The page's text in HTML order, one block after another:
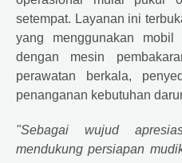
setempat. Layanan ini
yang menggunakan
dengan mesin
perawatan berkala,
penanganan kebutuhan
"Sebagai wujud
mendukung persiapan